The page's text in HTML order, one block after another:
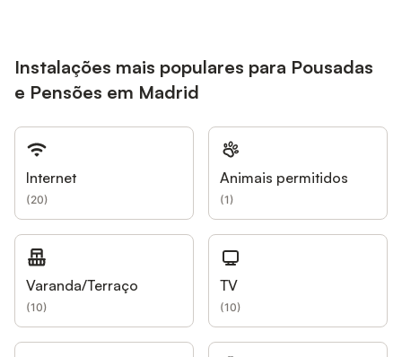
Instalações mais populares para Pousadas
e Pensões em Madrid
Internet
(20)
Animais permitidos
(1)
Varanda/Terraço
(10)
TV
(10)